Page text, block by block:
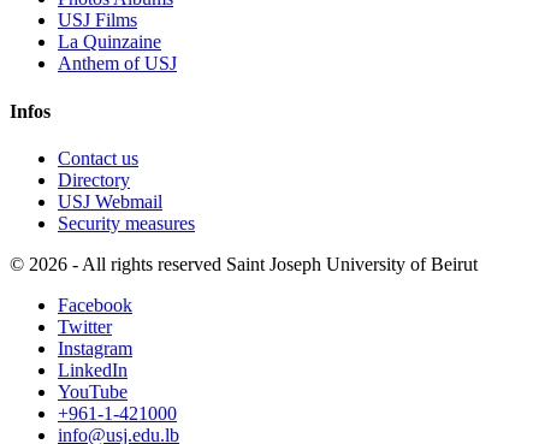
USJ Films
La Quinzaine
Anthem of USJ
Infos
Contact us
Directory
USJ Webmail
Security measures
© 2026 - All rights reserved Saint Joseph University of Beirut
Facebook
Twitter
Instagram
LinkedIn
YouTube
+961-1-421000
info@usj.edu.lb